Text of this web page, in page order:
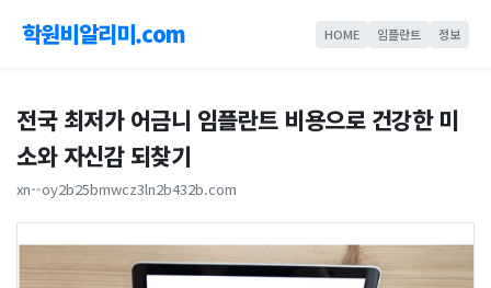
학원비알리미.com HOME 임플란트 정보
전국 최저가 어금니 임플란트 비용으로 건강한 미
소와 자신감 되찾기
xn--oy2b25bmwcz3ln2b432b.com